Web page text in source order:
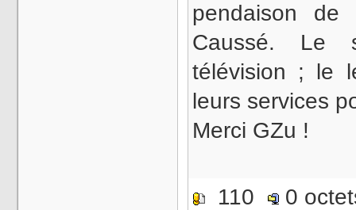
pendaison de
Caussé. Le
télévision ; le
leurs services
Merci GZu !
110
0